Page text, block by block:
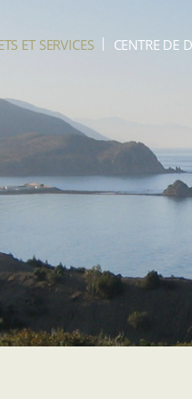
ET SERVICES CENTRE DE